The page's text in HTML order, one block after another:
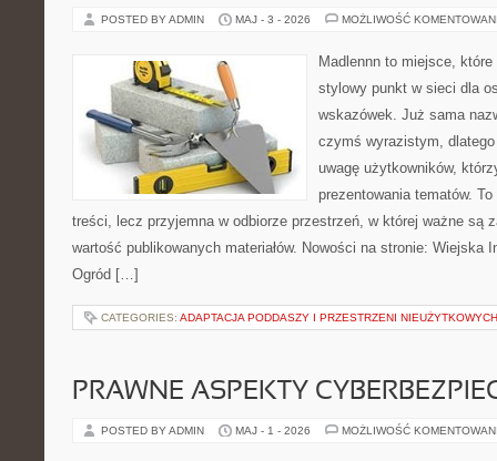
POSTED BY ADMIN MAJ - 3 - 2026 MOŻLIWOŚĆ
Madlennn to miejsce,
stylowy punkt w sieci dla
wskazówek. Już sama
czymś wyrazistym,
uwagę użytkowników,
prezentowania tematów.
treści, lecz przyjemna w odbiorze przestrzeń, w której ważne są
wartość publikowanych materiałów. Nowości na stronie: Wiejska
Ogród […]
CATEGORIES: ADAPTACJA PODDASZY I PRZESTRZENI NIEUŻYTKOWYCH
PRAWNE ASPEKTY
POSTED BY ADMIN MAJ - 1 - 2026 MOŻLIWOŚĆ